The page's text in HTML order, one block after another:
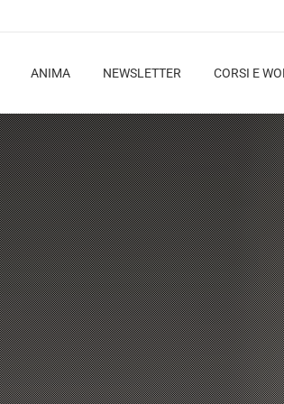
ANIMA NEWSLETTER CORSI E